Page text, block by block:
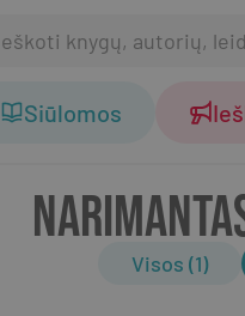
Siūlomos
Visos (1)